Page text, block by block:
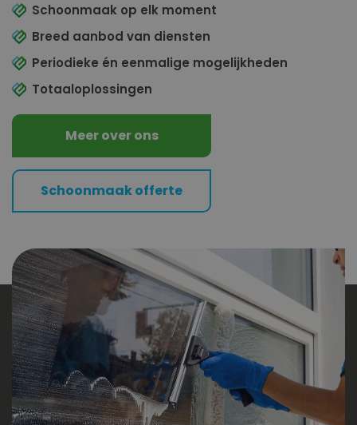
Schoonmaak op elk moment
Breed aanbod van diensten
Periodieke én eenmalige mogelijkheden
Totaaloplossingen
Meer over ons
Schoonmaak offerte